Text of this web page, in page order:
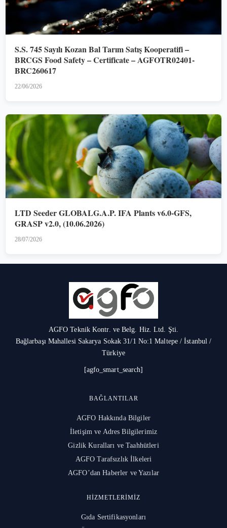
S.S. 745 Sayılı Kozan Bal Tarım Satış Kooperatifi –
BRCGS Food Safety – Certificate – AGFOTR02401-
BRC260617
22/06/2026
LTD Seeder GLOBALG.A.P. IFA Plants v6.0-GFS,
GRASP v2.0, (10.06.2026)
28/07/2026
AGFO Teknik Kontr. ve Belg. Hiz. Ltd. Şti.
Bağlarbaşı Mahallesi Sakarya Sokak 31/1 No:1 Maltepe / İstanbul /
Türkiye
[agfo_smart_search]
BAĞLANTILAR
AGFO Hakkında Bilgiler
İletişim ve Adres Bilgilerimiz
Gizlik Kuralları ve Taahhütleri
AGFO Tarafsızlık İlkeleri
AGFO’dan Haberler ve Yazılar
HIZMETLERIMIZ
Gıda Sertifikasyonları